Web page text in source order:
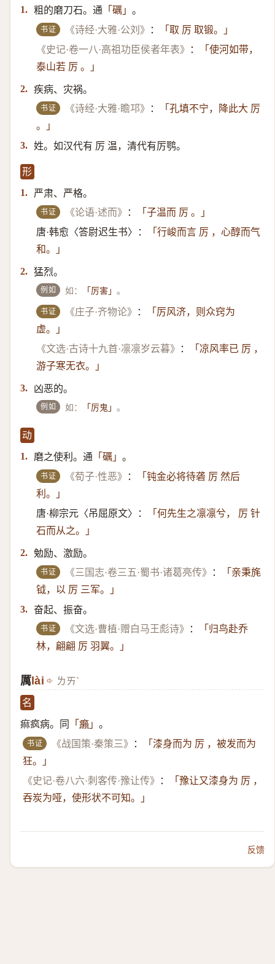
1. 粗的磨刀石。通 「礪」 。
书证 《诗经·大雅·公刘》 ：
「取 厉 取锻。」
《史记·卷一八·高祖功臣侯者年表》
：
「使河如带，
泰山若 厉 。」
2. 疾病、灾祸。
书证 《诗经·大雅·瞻邛》 ：
「孔填不宁，降此大 厉
。」
3. 姓。如汉代有 厉 温，清代有厉鹗。
形
1.
严肃、严格。
书证 《论语·述而》 ：
「子温而 厉 。」
唐·韩愈〈答尉迟生书〉：
「行峻而言 厉 ，心醇而气
和。」
2. 猛烈。
例如 如： 「厉害」。
书证 《庄子·齐物论》 ：
「厉风济，则众窍为
虚。」
《文选·古诗十九首·凛凛岁云暮》
：
「凉风率已 厉 ，
游子寒无衣。」
3. 凶恶的。
例如 如： 「厉鬼」。
动
1.
磨之使利。通 「礪」 。
书证 《荀子·性恶》 ：
「钝金必将待砻 厉 然后
利。」
唐·柳宗元〈吊屈原文〉：
「何先生之凛凛兮， 厉 针
石而从之。」
2. 勉励、激励。
书证 《三国志·卷三五·蜀书·诸葛亮传》 ：
「亲秉旄
钺，以 厉 三军。」
3. 奋起、振奋。
书证 《文选·曹植·赠白马王彪诗》 ：
「归鸟赴乔
林，翩翩 厉 羽翼。」
厲 lài ㄌㄞˋ
名
痲疯病。同 「 癩 」 。
书证 《战国策·秦策三》 ：
「漆身而为 厉 ，被发而为
狂。」
《史记·卷八六·刺客传·豫让传》
：
「豫让又漆身为 厉 ，
吞炭为哑，使形状不可知。」
反馈